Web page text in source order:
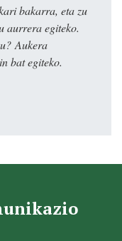
bakarra, eta zu
aurrera egiteko.
Aukera
bat egiteko.